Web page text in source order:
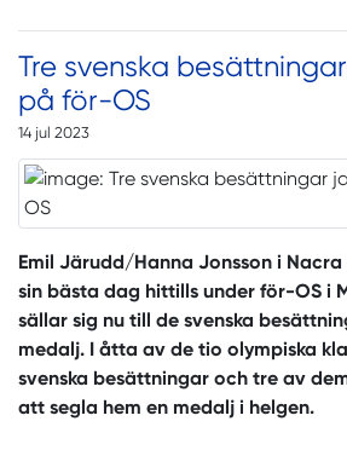
Tre svenska
på för-OS
14 jul 2023
Emil Järudd/Hanna Jonsson i
sin bästa dag hittills under för-OS i
sällar sig nu till de svenska
medalj. I åtta av de tio olympiska
svenska besättningar och tre av
att segla hem en medalj i helgen.